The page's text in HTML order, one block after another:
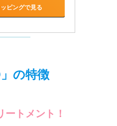
ピングで見る
の特徴
トメント！